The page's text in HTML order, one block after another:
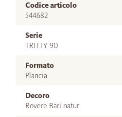
Codice articolo
544682
Serie
TRITTY 90
Formato
Plancia
Decoro
Rovere Bari natur